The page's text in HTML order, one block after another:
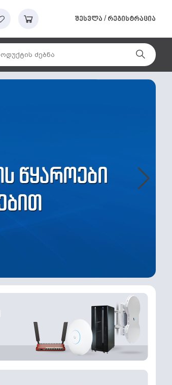
შესვლა / რეგისტრაცია